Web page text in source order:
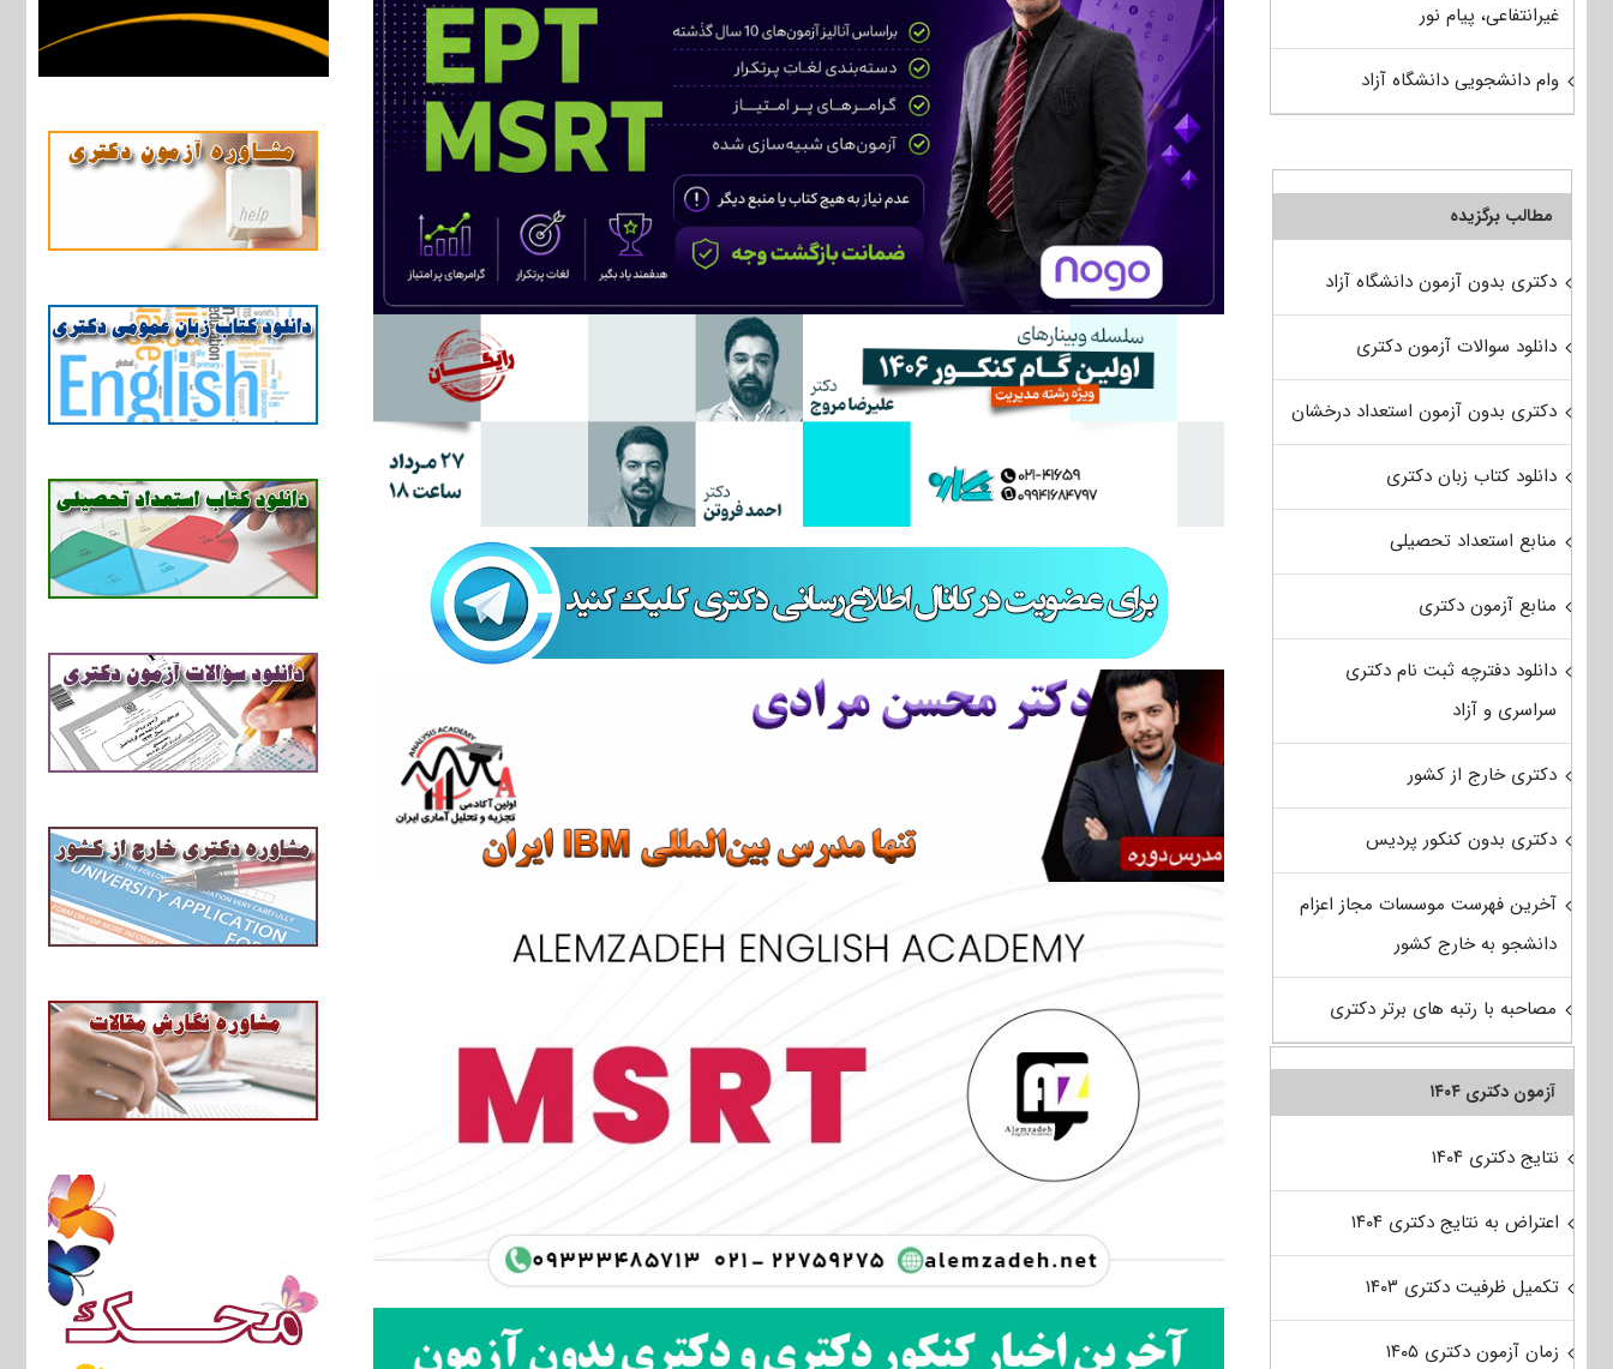
غیرانتفاعی، پیام نور
وام دانشجویی دانشگاه آزاد
مطالب برگزیده
دکتری بدون آزمون دانشگاه آزاد
دانلود سوالات آزمون دکتری
دکتری بدون آزمون استعداد درخشان
دانلود کتاب زبان دکتری
منابع استعداد تحصیلی
منابع آزمون دکتری
دانلود دفترچه ثبت نام دکتری
سراسری و آزاد
دکتری خارج از کشور
دکتری بدون کنکور پردیس
آخرین فهرست موسسات مجاز اعزام
دانشجو به خارج کشور
مصاحبه با رتبه های برتر دکتری
آزمون دکتری ۱۴۰۴
نتایج دکتری ۱۴۰۴
اعتراض به نتایج دکتری ۱۴۰۴
تکمیل ظرفیت دکتری ۱۴۰۳
زمان آزمون دکتری ۱۴۰۵